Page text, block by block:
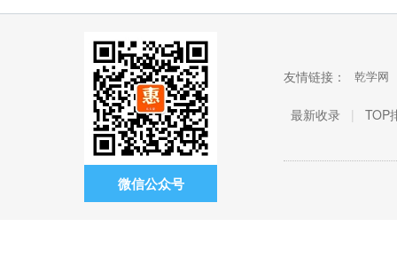
微信公众号
友情链接： 乾学网
最新收录 | TOP